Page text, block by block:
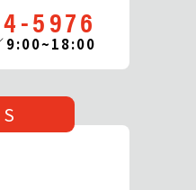
5976
9:00~18:00